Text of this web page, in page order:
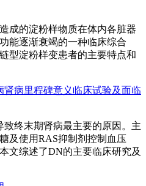
成的淀粉样物质在体内各脏器
能逐渐衰竭的一种临床综合
型淀粉样变患者的主要特点和
肾病里程碑意义临床试验及面临
终末期肾病最主要的原因。主
及使用RAS抑制剂控制血压
文综述了DN的主要临床研究及